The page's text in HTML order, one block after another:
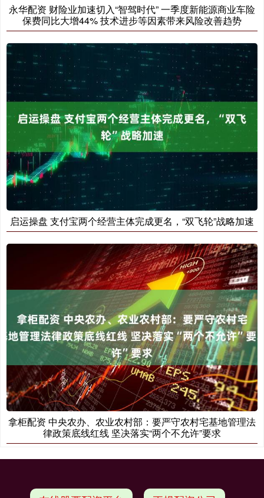
永华配资 财险业加速切入“智驾时代” 一季度新能源商业车险
保费同比大增44% 技术进步等因素带来风险改善趋势
启运操盘 支付宝两个经营主体完成更名，“双飞轮”战略加速
拿柜配资 中央农办、农业农村部：要严守农村宅基地管理法
律政策底线红线 坚决落实“两个不允许”要求